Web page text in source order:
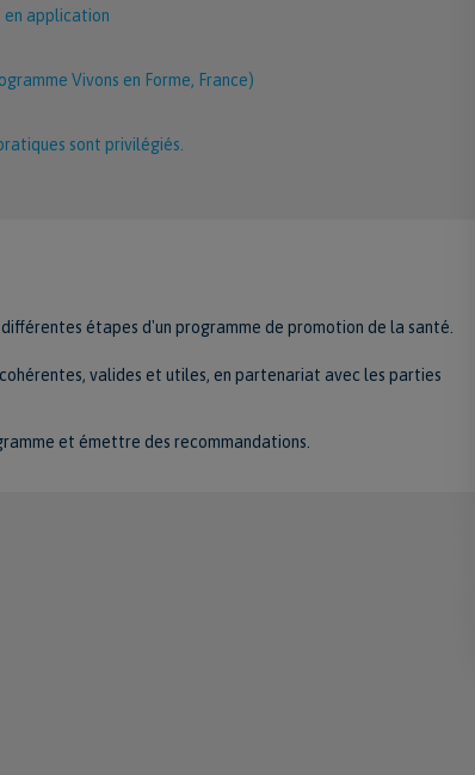
en application
Vivons en Forme, France)
sont privilégiés.
étapes d'un programme de promotion de la santé.
valides et utiles, en partenariat avec les parties
et émettre des recommandations.